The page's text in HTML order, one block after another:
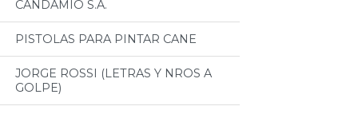
CANDAMIO S.A.
PISTOLAS PARA PINTAR CANE
JORGE ROSSI (LETRAS Y NROS A
GOLPE)